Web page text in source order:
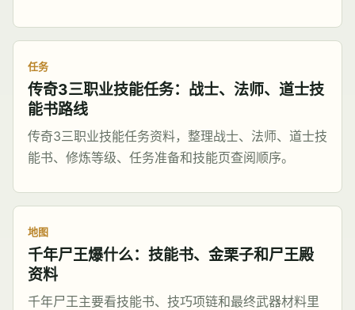
任务
传奇3三职业技能任务：战士、法师、道士技
能书路线
传奇3三职业技能任务资料，整理战士、法师、道士技
能书、修炼等级、任务准备和技能页查阅顺序。
地图
千年尸王爆什么：技能书、金栗子和尸王殿
资料
千年尸王主要看技能书、技巧项链和最终武器材料里